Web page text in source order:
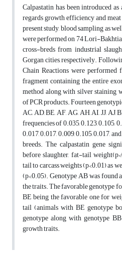
Calpastatin has been introduced
regards growth efficiency and
present study, blood sampling as
were performed on 74 Lori-
cross-breds from industrial
Gorgan cities, respectively.
Chain Reactions were
fragment containing the entire
method along with silver staining
of PCR products. Fourteen
AC, AD, BE, AF, AG, AH, AI, JJ,
frequencies of 0.035, 0.123, 0.105,
0.017, 0.017, 0.009, 0.105, 0.017,
breeds. The calpastatin gene
before slaughter, fat-tail
tail to carcass weights (p<0.01) as
(p<0.05). Genotype AB was found
the traits. The favorable genotype
BE being the favorable one for
tail (animals with BE genotype
genotype along with genotype
growth traits.